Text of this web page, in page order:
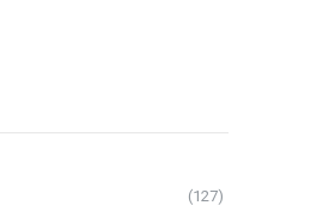
(127)